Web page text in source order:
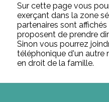
Sur cette page vous
exerçant dans la zone
partenaires sont
proposent de prendre
Sinon vous pourrez
téléphonique d'un autre
en droit de la famille.